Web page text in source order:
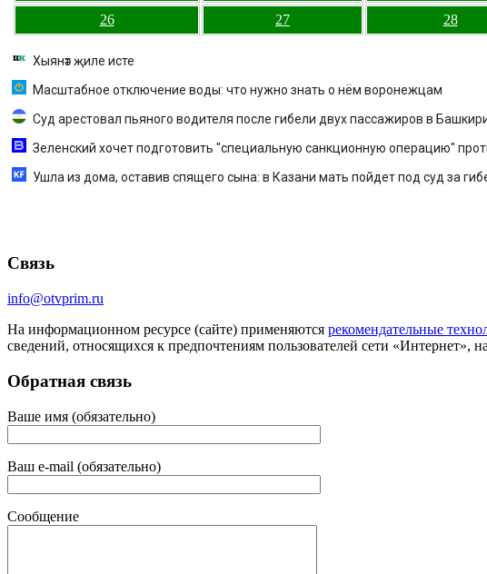
26 27 28
Хыянәт җиле исте
Масштабное отключение воды: что нужно знать о нём воронежцам
Суд арестовал пьяного водителя после гибели двух пассажиров в
Зеленский хочет подготовить "специальную санкционную операцию"
Ушла из дома, оставив спящего сына: в Казани мать пойдет под суд за
Связь
info@otvprim.ru
На информационном ресурсе (сайте) применяются рекомендательные
сведений, относящихся к предпочтениям пользователей сети «Интернет»,
Обратная связь
Ваше имя (обязательно)
Ваш e-mail (обязательно)
Сообщение